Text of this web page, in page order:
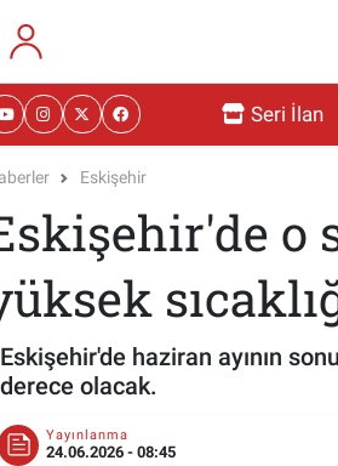
Seri İlan
Eskişehir
o
Eskişehir'de haziran ayının
derece olacak.
Yayınlanma
24.06.2026 - 08:45
Nöbetçi Eczaneler
Namaz Vakitleri
Trafik Yoğunluk Haritası
Puan Durumu ve Fikstür